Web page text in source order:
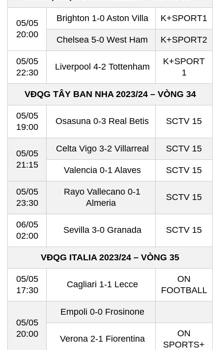
05/05
20:00
Brighton 1-0 Aston Villa K+SPORT1
Chelsea 5-0 West Ham K+SPORT2
05/05
22:30
Liverpool 4-2 Tottenham
K+SPORT
1
VĐQG TÂY BAN NHA 2023/24 – VÒNG 34
05/05
19:00
Osasuna 0-3 Real Betis SCTV 15
05/05
21:15
Celta Vigo 3-2 Villarreal SCTV 15
Valencia 0-1 Alaves SCTV 15
05/05
23:30
Rayo Vallecano 0-1
Almeria
SCTV 15
06/05
02:00
Sevilla 3-0 Granada SCTV 15
VĐQG ITALIA 2023/24 – VÒNG 35
05/05
17:30
Cagliari 1-1 Lecce
ON
FOOTBALL
05/05
20:00
Empoli 0-0 Frosinone
Verona 2-1 Fiorentina
ON
SPORTS+